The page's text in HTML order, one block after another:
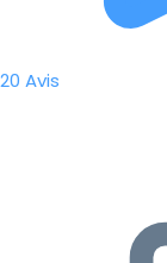
20 Avis